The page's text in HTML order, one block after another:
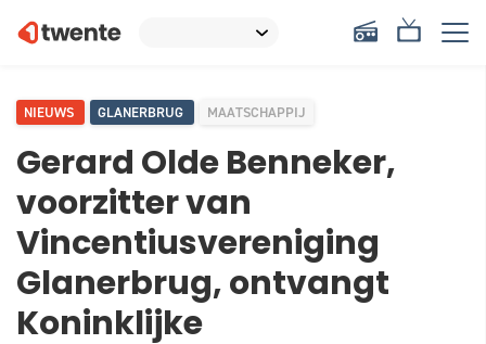
NIEUWS GLANERBRUG MAATSCHAPPIJ
Gerard Olde Benneker,
voorzitter van
Vincentiusvereniging
Glanerbrug, ontvangt
Koninklijke